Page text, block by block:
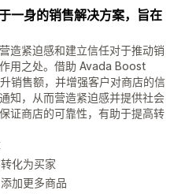
一身的销售解决方案，旨在
造紧迫感和建立信任对于推动销
用之处。借助 Avada Boost
销售额，并增强客户对商店的信
知，从而营造紧迫感并提供社会
证商店的可靠性，有助于提高转
化为买家
加更多商品